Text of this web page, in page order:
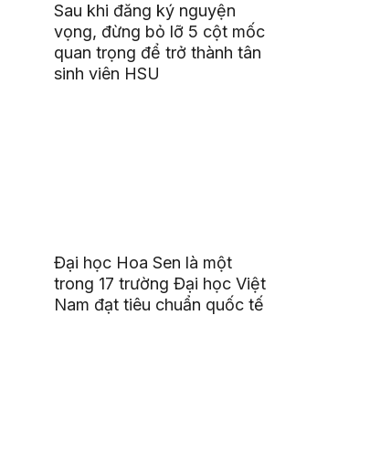
Sau khi đăng ký nguyện
vọng, đừng bỏ lỡ 5 cột mốc
quan trọng để trở thành tân
sinh viên HSU
Đại học Hoa Sen là một
trong 17 trường Đại học Việt
Nam đạt tiêu chuẩn quốc tế